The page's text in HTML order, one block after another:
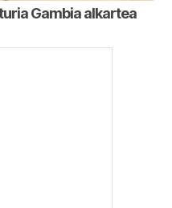
Gambia alkartea